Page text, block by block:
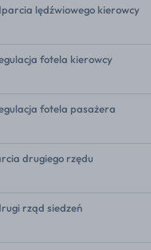
lędźwiowego kierowcy
fotela kierowcy
fotela pasażera
drugiego rzędu
rząd siedzeń